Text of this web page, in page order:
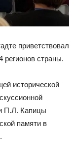
приветствовал
регионов страны.
исторической
П.Л. Капицы
памяти в